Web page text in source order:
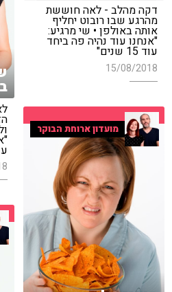
דקה מהלב - לאה חוששת
מהרגע שבו רובוט יחליף
אותה באולפן • שי מרגיע:
"אנחנו עוד נהיה פה ביחד
עוד 15 שנים"
15/08/2018
מועדון ארוחת הבוקר